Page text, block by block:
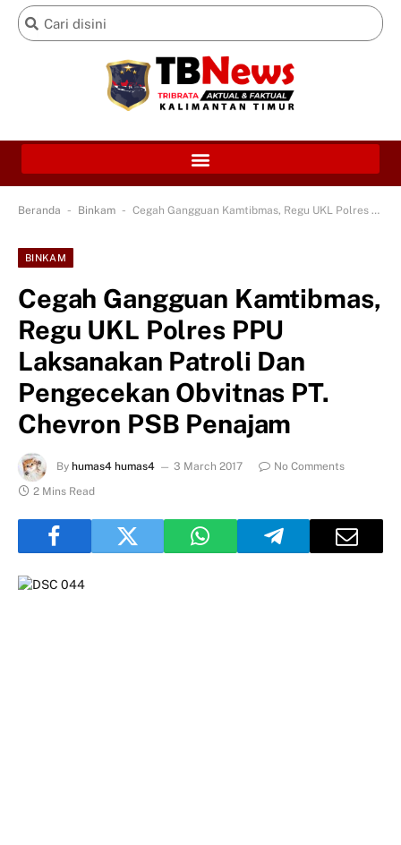
Beranda - Binkam - Cegah Gangguan Kamtibmas, Regu UKL Polres PPU Laksanakan Patroli Dan Pengecekan Obvitnas PT. Chevron PSB Penajam
BINKAM
Cegah Gangguan Kamtibmas,
Regu UKL Polres PPU
Laksanakan Patroli Dan
Pengecekan Obvitnas PT.
Chevron PSB Penajam
By humas4 humas4 3 March 2017
No Comments
2 Mins Read